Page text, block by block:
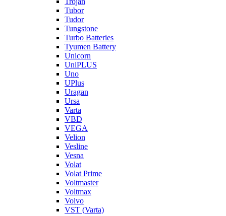
Tubor
Tudor
Tungstone
Turbo Batteries
Tyumen Battery
Unicorn
UniPLUS
Uno
UPlus
Uragan
Ursa
Varta
VBD
VEGA
Velion
Vesline
Vesna
Volat
Volat Prime
Voltmaster
Voltmax
Volvo
VST (Varta)